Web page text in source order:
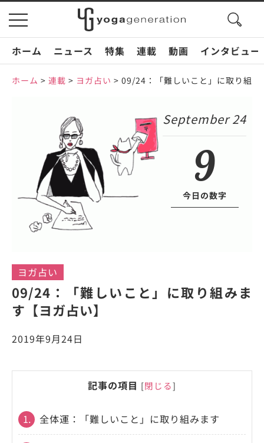
toggle
navigation
search
ホーム
ニュース 特集 連載 動画 インタビュー
ホーム > 連載 > ヨガ占い > 09/24：「難しいこと」に取り組み
September 24
9
今日の数字
ヨガ占い
09/24：「難しいこと」に取り組みま
す【ヨガ占い】
2019年9月24日
記事の項目 [閉じる]
1. 全体運：「難しいこと」に取り組みます